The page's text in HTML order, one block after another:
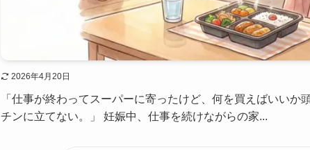
2026年4月20日
「仕事が終わってスーパーに寄ったけど、何を買えばいい
チンに立てない。」 妊娠中、仕事を続けながらの家...